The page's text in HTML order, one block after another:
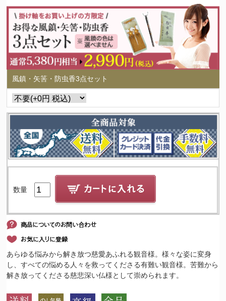
風鎮・矢筈・防虫香3点セット
数量
あらゆる悩みから解き放つ慈愛あふれる観音様。様々な姿に変身
し、すべての悩める人々を救ってくださる有難い観音様。苦難から
解き放ってくださる慈悲深い仏様として崇められます。